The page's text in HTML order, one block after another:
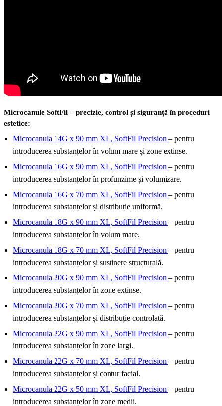
Microcanule SoftFil – precizie, control și siguranță în proceduri
estetice:
Microcanula 14G x 90 mm XL, SoftFil Precision – pentru
introducerea substanțelor în volum mare și zone extinse.
Microcanula 16G x 90 mm XL, SoftFil Precision – pentru
introducerea substanțelor în profunzime și volumizare.
Microcanula 16G x 70 mm XL, SoftFil Precision – pentru
introducerea substanțelor și distribuție uniformă.
Microcanula 18G x 90 mm XL, SoftFil Precision – pentru
introducerea substanțelor în volum mare.
Microcanula 18G x 70 mm XL, SoftFil Precision – pentru
introducerea substanțelor și susținere structurală.
Microcanula 20G x 90 mm XL, SoftFil Precision – pentru
introducerea substanțelor în zone extinse.
Microcanula 20G x 70 mm XL, SoftFil Precision – pentru
introducerea substanțelor și distribuție controlată.
Microcanula 22G x 90 mm XL, SoftFil Precision – pentru
introducerea substanțelor în zone largi.
Microcanula 22G x 70 mm XL, SoftFil Precision – pentru
introducerea substanțelor și contur facial.
Microcanula 22G x 50 mm XL, SoftFil Precision – pentru
introducerea substanțelor în zone medii.